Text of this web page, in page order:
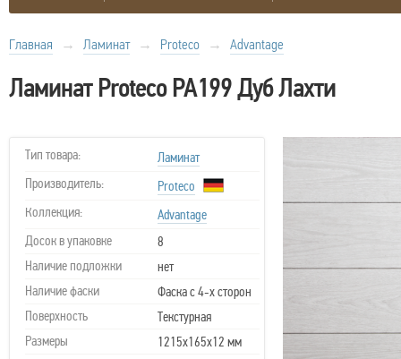
Главная → Ламинат → Proteco → Advantage
Ламинат Proteco PA199 Дуб Лахти
Тип товара:
Ламинат
Производитель:
Proteco
Коллекция:
Advantage
Досок в упаковке
8
Наличие подложки
нет
Наличие фаски
Фаска с 4-х сторон
Поверхность
Текстурная
Размеры
1215х165х12 мм